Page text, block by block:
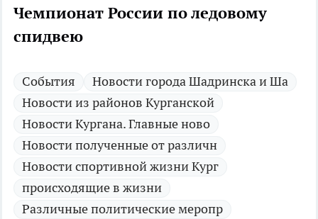
Чемпионат России по ледовому
спидвею
Cобытия
Новости города Шадринска и Ша
Новости из районов Курганской
Новости Кургана. Главные ново
Новости полученные от различн
Новости спортивной жизни Кург
происходящие в жизни
Различные политические меропр